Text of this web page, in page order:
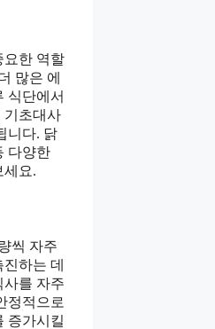
요한 역할
많은 에
식단에서
기초대사
니다. 닭
다양한
세요.
씩 자주
하는 데
사를 자주
정적으로
증가시킬